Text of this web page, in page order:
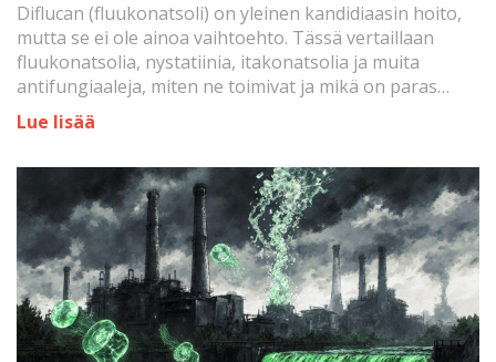
Diflucan (fluukonatsoli) on yleinen kandidiaasin hoito,
mutta se ei ole ainoa vaihtoehto. Tässä vertaillaan
fluukonatsolia, nystatiinia, itakonatsolia ja muita
antifungiaaleja, miten ne toimivat ja mikä on paras
sinulle.
Lue lisää